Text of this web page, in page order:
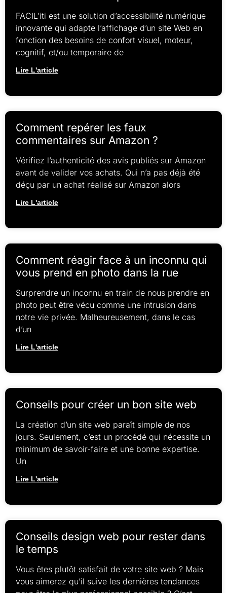
FACIL’iti est une solution d’accessibilité numérique
innovante qui adapte l’affichage d’un site Web en
fonction des besoins de confort visuel, moteur,
cognitif, et/ou temporaire de
Lire L'article
Comment repérer les faux
commentaires sur Amazon ?
Vérifiez l’authenticité des avis publiés sur Amazon
avant de valider vos achats. Qui n’a pas déjà été
déçu par un achat réalisé sur Amazon alors
Lire L'article
Comment réagir face à un inconnu qui
vous prend en photo dans la rue
Surprendre un inconnu en train de nous prendre en
photo peut être vécu comme une intrusion dans
notre vie privée. Malheureusement, dans le cas
d’un
Lire L'article
Conseils pour créer un bon site web
La création d’un site web paraît simple de nos
jours. Seulement, c’est un procédé qui nécessite un
minimum de savoir-faire et une bonne expertise.
Un
Lire L'article
Conseils design web pour rester dans
le temps
Vous êtes plutôt satisfait de votre site web ? Mais
vous aimerez qu’il suive les dernières tendances